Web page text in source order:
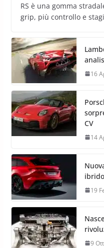
RS è una gomma
grip, più controllo e
16
CV
14
19
9